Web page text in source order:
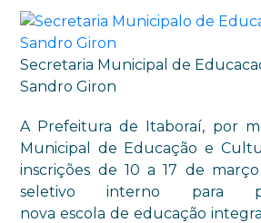
Secretaria Municipal de
Sandro Giron
A Prefeitura de Itaboraí, por
Municipal de Educação e
inscrições de 10 a 17 de
seletivo interno para
nova escola de educação